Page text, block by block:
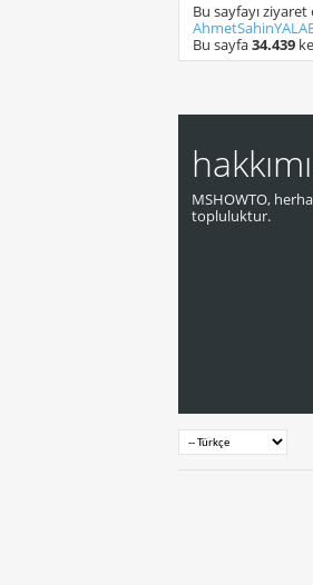
Bu sayfayı
Bu sayfa34.439
MSHOWTO,
topluluktur.